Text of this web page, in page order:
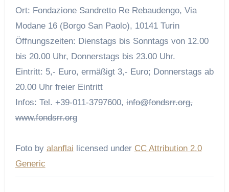
Ort: Fondazione Sandretto Re Rebaudengo, Via
Modane 16 (Borgo San Paolo), 10141 Turin
Öffnungszeiten: Dienstags bis Sonntags von 12.00
bis 20.00 Uhr, Donnerstags bis 23.00 Uhr.
Eintritt: 5,- Euro, ermäßigt 3,- Euro; Donnerstags ab
20.00 Uhr freier Eintritt
Infos: Tel. +39-011-3797600,info@fondsrr.org,
www.fondsrr.org
Foto by alanflai licensed under CC Attribution 2.0
Generic